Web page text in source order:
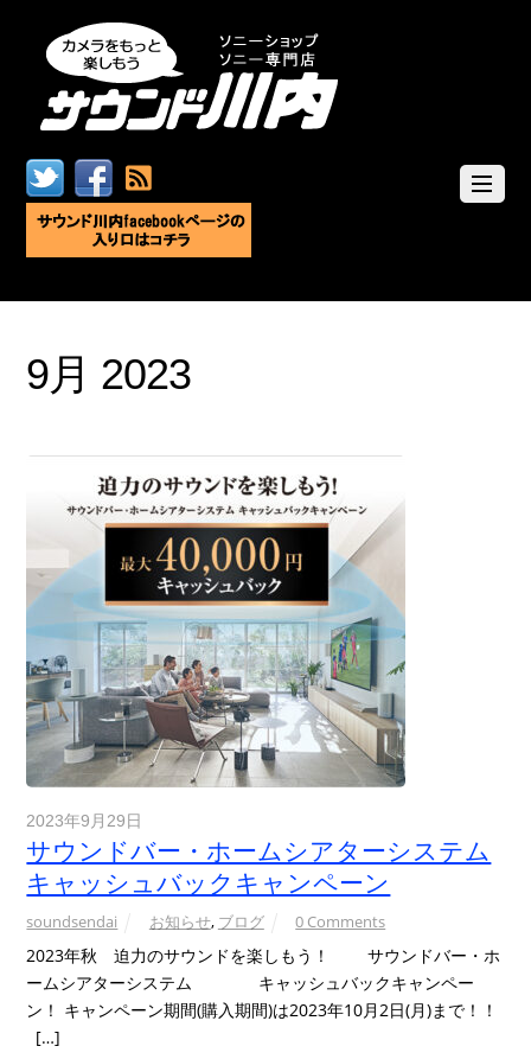
9月 2023
2023年9月29日
サウンドバー・ホームシアターシステム
キャッシュバックキャンペーン
soundsendai お知らせ, ブログ 0 Comments
2023年秋 迫力のサウンドを楽しもう！ サウンドバー・ホ
ームシアターシステム キャッシュバックキャンペー
ン！ キャンペーン期間(購入期間)は2023年10月2日(月)まで！！
[…]